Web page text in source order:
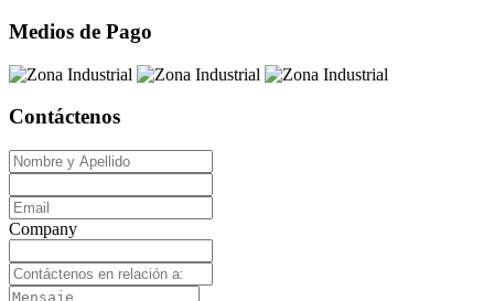
Medios de Pago
Contáctenos
Company